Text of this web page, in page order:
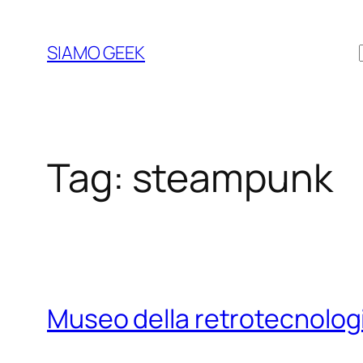
contenuto
SIAMO GEEK
Tag: steampunk
Museo della